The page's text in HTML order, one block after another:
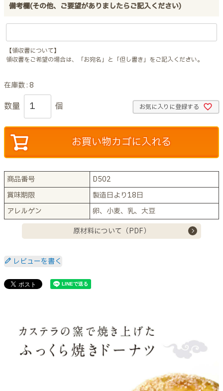
備考欄(その他、ご要望がありましたらご記入ください)
【領収書について】
領収書をご希望の場合は、「お宛名」と「但し書き」をご記入ください。
在庫数 8
お気に入りに登録する
お買い物カゴに入れる
商品番号
D502
賞味期限
製造日より18日
アレルゲン
卵、小麦、乳、大豆
原材料について（PDF）
レビューを書く